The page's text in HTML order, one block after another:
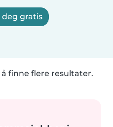
deg gratis
finne flere resultater.